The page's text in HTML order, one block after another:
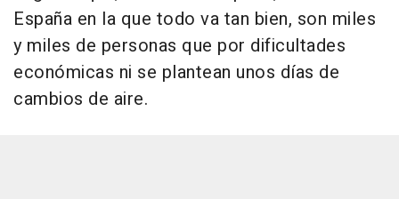
España en la que todo va tan bien, son miles
y miles de personas que por dificultades
económicas ni se plantean unos días de
cambios de aire.